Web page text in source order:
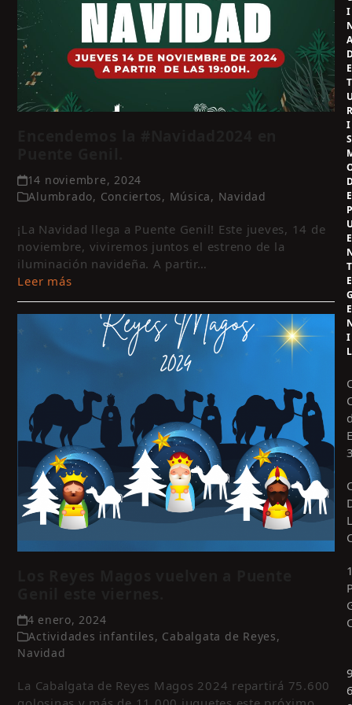
14 noviembre, 2024
Alumbrado, Conciertos, Música, Navidad
¡La Navidad llega a Puente Genil! Este jueves, 14 de
noviembre, viviremos juntos el estreno de la
iluminación navideña. A partir…
Leer más
4 enero, 2024
Actividades infantiles, Cabalgata de Reyes,
Navidad
La Cabalgata de Reyes Magos 2024 repartirá 75.600
I
E
T
I
S
E
E
T
E
E
I
L